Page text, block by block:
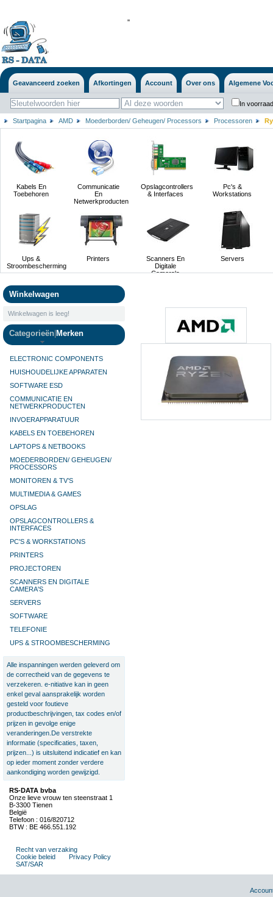
''
Geavanceerd zoeken Afkortingen Account Over ons Algemene
In
Startpagina AMD Moederborden/ Geheugen/ Processors Processoren
Kabels En
Toebehoren
Communicatie
En
Netwerkproducten
Opslagcontrollers
& Interfaces
Pc's &
Workstations
Ups &
Stroombescherming
Printers
Scanners En
Digitale
Camera's
Servers
Winkelwagen
Winkelwagen is leeg!
Categorieën Merken
ELECTRONIC COMPONENTS
HUISHOUDELIJKE APPARATEN
SOFTWARE ESD
COMMUNICATIE EN
NETWERKPRODUCTEN
INVOERAPPARATUUR
KABELS EN TOEBEHOREN
LAPTOPS & NETBOOKS
MOEDERBORDEN/ GEHEUGEN/
PROCESSORS
MONITOREN & TV’S
MULTIMEDIA & GAMES
OPSLAG
OPSLAGCONTROLLERS &
INTERFACES
PC'S & WORKSTATIONS
PRINTERS
PROJECTOREN
SCANNERS EN DIGITALE
CAMERA'S
SERVERS
SOFTWARE
TELEFONIE
UPS & STROOMBESCHERMING
Alle inspanningen werden geleverd om
de correctheid van de gegevens te
verzekeren. e-nitiative kan in geen
enkel geval aansprakelijk worden
gesteld voor foutieve
productbeschrijvingen, tax codes en/of
prijzen in gevolge enige
veranderingen.De verstrekte
informatie (specificaties, taxen,
prijzen...) is uitsluitend indicatief en kan
op ieder moment zonder verdere
aankondiging worden gewijzigd.
RS-DATA bvba
Onze lieve vrouw ten steenstraat 1
B-3300 Tienen
België
Telefoon : 016/820712
BTW : BE 466.551.192
Recht van verzaking
Cookie beleid
Privacy Policy
SAT/SAR